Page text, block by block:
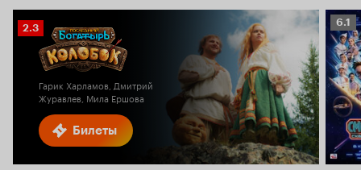
Билеты
Рейтинг
Кинопоиска
2.3
Гарик Харламов, Дмитрий
Журавлев, Мила Ершова
6.1
6.1